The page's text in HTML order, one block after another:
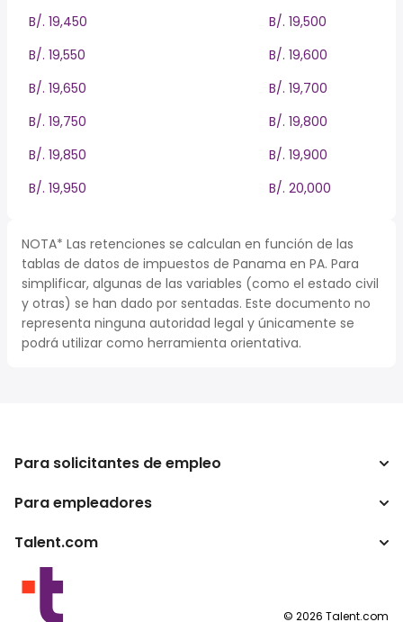
B/. 19,450
B/. 19,500
B/. 19,550
B/. 19,600
B/. 19,650
B/. 19,700
B/. 19,750
B/. 19,800
B/. 19,850
B/. 19,900
B/. 19,950
B/. 20,000
NOTA* Las retenciones se calculan en función de las
tablas de datos de impuestos de Panama en PA. Para
simplificar, algunas de las variables (como el estado civil
y otras) se han dado por sentadas. Este documento no
representa ninguna autoridad legal y únicamente se
podrá utilizar como herramienta orientativa.
Para solicitantes de empleo
Buscador de trabajo
Para empleadores
Empresa
Programas para publishers
Talent.com
Otros países
Condiciones de uso
© 2026 Talent.com